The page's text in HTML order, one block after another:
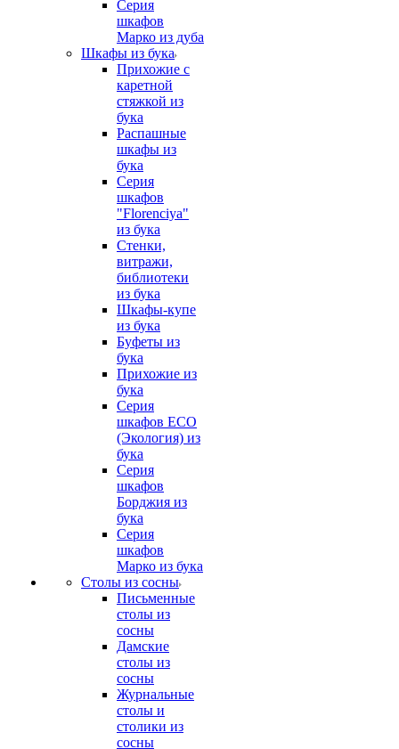
Серия
шкафов
Марко из дуба
Шкафы из бука
Прихожие с
каретной
стяжкой из
бука
Распашные
шкафы из
бука
Серия
шкафов
"Florenciya"
из бука
Стенки,
витражи,
библиотеки
из бука
Шкафы-купе
из бука
Буфеты из
бука
Прихожие из
бука
Серия
шкафов ECO
(Экология) из
бука
Серия
шкафов
Борджия из
бука
Серия
шкафов
Марко из бука
Столы из сосны
Письменные
столы из
сосны
Дамские
столы из
сосны
Журнальные
столы и
столики из
сосны